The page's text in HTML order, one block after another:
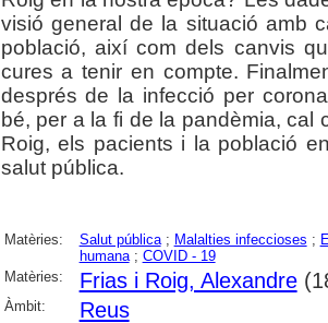
visió general de la situació amb
població, així com dels canvis
cures a tenir en compte.
després de la infecció per
bé, per a la fi de la pandèmia, cal
Roig, els pacients i la població
salut pública.
Matèries: Salut pública; Malalties infeccioses ;
humana; COVID - 19
Matèries:
Frias i Roig, Alexandre
Àmbit: Reus